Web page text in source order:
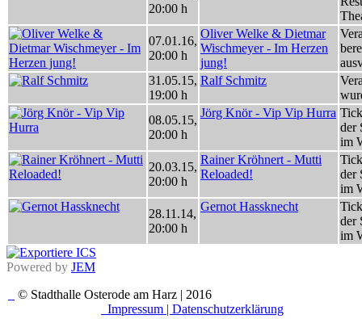
20:00 h
07.01.16,
20:00 h
Oliver Welke & Dietmar
Wischmeyer - Im Herzen
jung!
31.05.15,
19:00 h
Ralf Schmitz
08.05.15,
20:00 h
Jörg Knör - Vip Vip Hurra
der
im
20.03.15,
20:00 h
Rainer Kröhnert - Mutti
Reloaded!
der
im
28.11.14,
20:00 h
Gernot Hassknecht
der
im
Powered by JEM
© Stadthalle Osterode am Harz | 2016
Impressum | Datenschutzerklärung